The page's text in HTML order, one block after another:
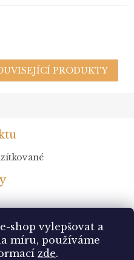
shop vylepšovat a
míru, používáme
zde.
PRODUKTY